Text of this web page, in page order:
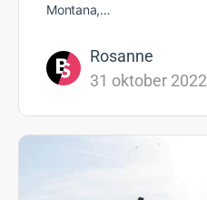
Montana,…
Rosanne
31 oktober 2022